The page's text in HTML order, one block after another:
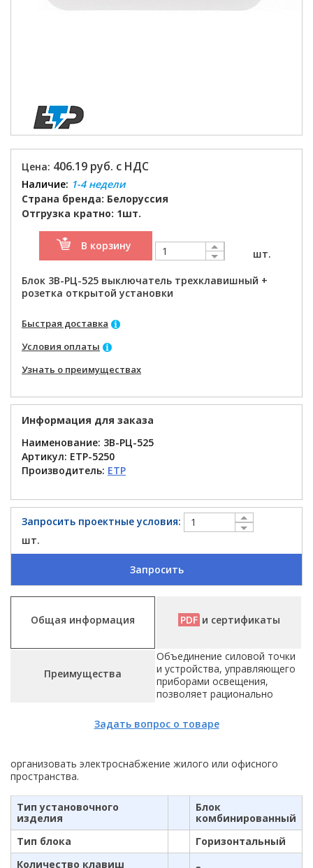
Цена: 406.19 руб. с НДС
Наличие: 1-4 недели
Страна бренда: Белоруссия
Отгрузка кратно: 1шт.
В корзину
шт.
Блок 3В-РЦ-525 выключатель трехклавишный +
розетка открытой установки
Быстрая доставка
Условия оплаты
Узнать о преимуществах
Информация для заказа
Наименование: 3В-РЦ-525
Артикул: ETP-5250
Производитель: ETP
Запросить проектные условия:
шт.
Запросить
Общая информация PDF и сертификаты
Преимущества
Задать вопрос о товаре
Объединение силовой точки
и устройства, управляющего
приборами освещения,
позволяет рационально
организовать электроснабжение жилого или офисного
пространства.
Тип установочного
изделия
Блок
комбинированный
Тип блока
Горизонтальный
Количество клавиш